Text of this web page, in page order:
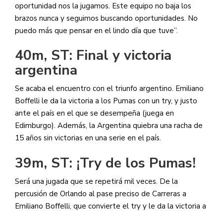
oportunidad nos la jugamos. Este equipo no baja los
brazos nunca y seguimos buscando oportunidades. No
puedo más que pensar en el lindo día que tuve”.
40m, ST: Final y victoria
argentina
Se acaba el encuentro con el triunfo argentino. Emiliano
Boffelli le da la victoria a los Pumas con un try, y justo
ante el país en el que se desempeña (juega en
Edimburgo). Además, la Argentina quiebra una racha de
15 años sin victorias en una serie en el país.
39m, ST: ¡Try de los Pumas!
Será una jugada que se repetirá mil veces. De la
percusión de Orlando al pase preciso de Carreras a
Emiliano Boffelli, que convierte el try y le da la victoria a